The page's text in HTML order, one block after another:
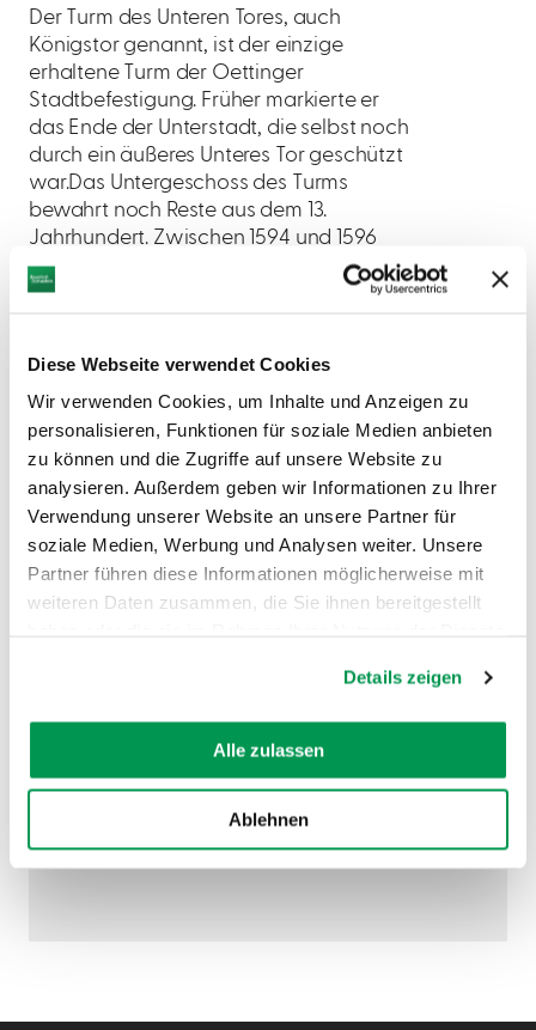
Diese Webseite verwendet Cookies
Wir verwenden Cookies, um Inhalte und Anzeigen zu
personalisieren, Funktionen für soziale Medien anbieten
zu können und die Zugriffe auf unsere Website zu
analysieren. Außerdem geben wir Informationen zu Ihrer
Verwendung unserer Website an unsere Partner für
soziale Medien, Werbung und Analysen weiter. Unsere
Partner führen diese Informationen möglicherweise mit
weiteren Daten zusammen, die Sie ihnen bereitgestellt
Details zeigen
Alle zulassen
Ablehnen
Der Turm des Unteren Tores, auch
Königstor genannt, ist der einzige
erhaltene Turm der Oettinger
Stadtbefestigung. Früher markierte er
das Ende der Unterstadt, die selbst noch
durch ein äußeres Unteres Tor geschützt
war.Das Untergeschoss des Turms
bewahrt noch Reste aus dem 13.
Jahrhundert. Zwischen 1594 und 1596
errichteten die beiden
Stadtherrschaften gemeinsam mit der
einstigen Stadtgefängnisses zu sehen –
ein spannender Einblick in die
Geschichte der Stadtwache und des
mittelalterlichen Alltags.